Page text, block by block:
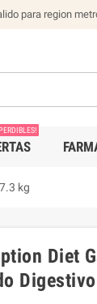
para region
kg
Diet